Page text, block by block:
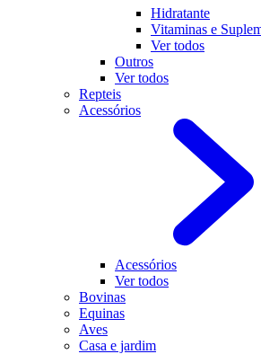
Hidratante
Vitaminas e
Ver todos
Outros
Ver todos
Repteis
Acessórios
Acessórios
Ver todos
Bovinas
Equinas
Aves
Casa e jardim